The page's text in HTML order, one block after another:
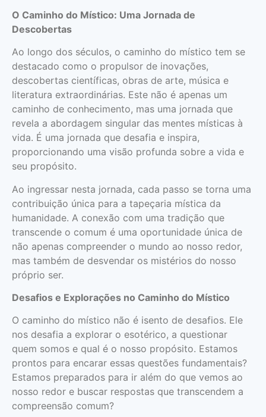
O Caminho do Místico: Uma Jornada de
Descobertas
Ao longo dos séculos, o caminho do místico tem se
destacado como o propulsor de inovações,
descobertas científicas, obras de arte, música e
literatura extraordinárias. Este não é apenas um
caminho de conhecimento, mas uma jornada que
revela a abordagem singular das mentes místicas à
vida. É uma jornada que desafia e inspira,
proporcionando uma visão profunda sobre a vida e
seu propósito.
Ao ingressar nesta jornada, cada passo se torna uma
contribuição única para a tapeçaria mística da
humanidade. A conexão com uma tradição que
transcende o comum é uma oportunidade única de
não apenas compreender o mundo ao nosso redor,
mas também de desvendar os mistérios do nosso
próprio ser.
Desafios e Explorações no Caminho do Místico
O caminho do místico não é isento de desafios. Ele
nos desafia a explorar o esotérico, a questionar
quem somos e qual é o nosso propósito. Estamos
prontos para encarar essas questões fundamentais?
Estamos preparados para ir além do que vemos ao
nosso redor e buscar respostas que transcendem a
compreensão comum?